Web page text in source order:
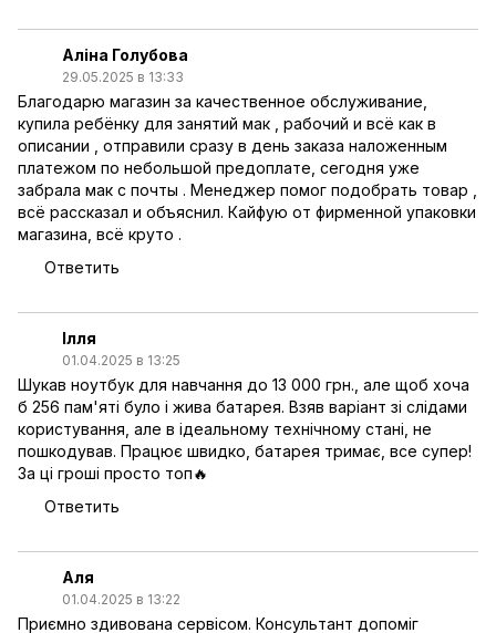
Аліна Голубова
29.05.2025 в 13:33
Благодарю магазин за качественное обслуживание,
купила ребёнку для занятий мак , рабочий и всё как в
описании , отправили сразу в день заказа наложенным
платежом по небольшой предоплате, сегодня уже
забрала мак с почты . Менеджер помог подобрать товар ,
всё рассказал и объяснил. Кайфую от фирменной упаковки
магазина, всё круто .
Ответить
Ілля
01.04.2025 в 13:25
Шукав ноутбук для навчання до 13 000 грн., але щоб хоча
б 256 пам'яті було і жива батарея. Взяв варіант зі слідами
користування, але в ідеальному технічному стані, не
пошкодував. Працює швидко, батарея тримає, все супер!
За ці гроші просто топ🔥
Ответить
Аля
01.04.2025 в 13:22
Приємно здивована сервісом. Консультант допоміг